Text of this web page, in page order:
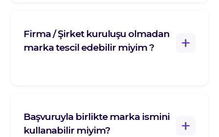
Firma / Şirket kuruluşu olmadan
marka tescil edebilir miyim ?
Başvuruyla birlikte marka ismini
kullanabilir miyim?